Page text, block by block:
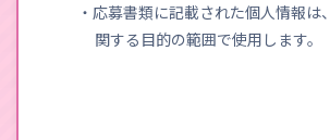
・応募書類に記載された個人情報は
関する目的の範囲で使用します。